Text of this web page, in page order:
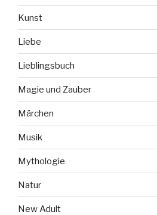
Kunst
Liebe
Lieblingsbuch
Magie und Zauber
Märchen
Musik
Mythologie
Natur
New Adult